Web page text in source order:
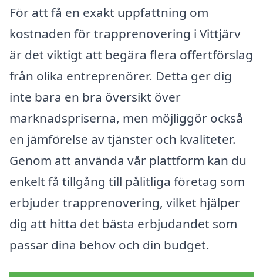
För att få en exakt uppfattning om
kostnaden för trapprenovering i Vittjärv
är det viktigt att begära flera offertförslag
från olika entreprenörer. Detta ger dig
inte bara en bra översikt över
marknadspriserna, men möjliggör också
en jämförelse av tjänster och kvaliteter.
Genom att använda vår plattform kan du
enkelt få tillgång till pålitliga företag som
erbjuder trapprenovering, vilket hjälper
dig att hitta det bästa erbjudandet som
passar dina behov och din budget.